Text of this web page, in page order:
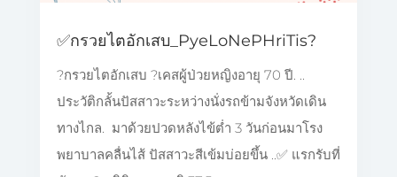
✅️กรวยไตอักเสบ_PyeLoNePHriTis?
?กรวยไตอักเสบ ?เคสผู้ป่วยหญิงอายุ 70 ปี. ..
ประวัติกลั้นปัสสาวะระหว่างนั่งรถข้ามจังหวัดเดิน
ทางไกล. มาด้วยปวดหลังไข้ต่ำ 3 วันก่อนมาโรง
พยาบาลคลื่นไส้ ปัสสาวะสีเข้มบ่อยขึ้น ..✅️ แรกรับที่